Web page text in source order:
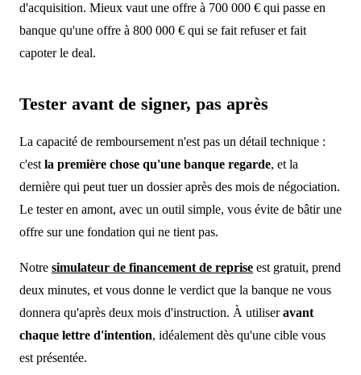
d'acquisition. Mieux vaut une offre à 700 000 € qui passe en
banque qu'une offre à 800 000 € qui se fait refuser et fait
capoter le deal.
Tester avant de signer, pas après
La capacité de remboursement n'est pas un détail technique :
c'est la première chose qu'une banque regarde, et la
dernière qui peut tuer un dossier après des mois de négociation.
Le tester en amont, avec un outil simple, vous évite de bâtir une
offre sur une fondation qui ne tient pas.
Notre simulateur de financement de reprise est gratuit, prend
deux minutes, et vous donne le verdict que la banque ne vous
donnera qu'après deux mois d'instruction. À utiliseravant
chaque lettre d'intention, idéalement dès qu'une cible vous
est présentée.